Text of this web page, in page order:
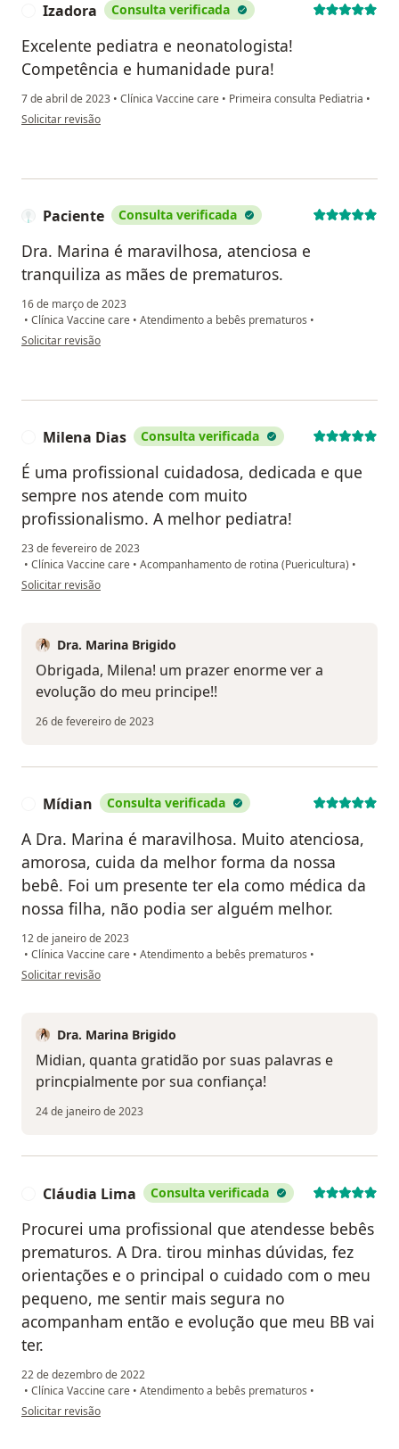
Izadora Consulta verificada
Excelente pediatra e neonatologista!
Competência e humanidade pura!
7 de abril de 2023 • Clínica Vaccine care • Primeira consulta Pediatria •
na opinião do utilizador Izadora
Solicitar revisão
Paciente Consulta verificada
Dra. Marina é maravilhosa, atenciosa e
tranquiliza as mães de prematuros.
16 de março de 2023
• Clínica Vaccine care • Atendimento a bebês prematuros •
na opinião do utilizador Paciente
Solicitar revisão
Milena Dias Consulta verificada
É uma profissional cuidadosa, dedicada e que
sempre nos atende com muito
profissionalismo. A melhor pediatra!
23 de fevereiro de 2023
• Clínica Vaccine care • Acompanhamento de rotina (Puericultura) •
na opinião do utilizador Milena Dias
Solicitar revisão
Dra. Marina Brigido
Obrigada, Milena! um prazer enorme ver a
evolução do meu principe!!
26 de fevereiro de 2023
Mídian Consulta verificada
A Dra. Marina é maravilhosa. Muito atenciosa,
amorosa, cuida da melhor forma da nossa
bebê. Foi um presente ter ela como médica da
nossa filha, não podia ser alguém melhor.
12 de janeiro de 2023
• Clínica Vaccine care • Atendimento a bebês prematuros •
na opinião do utilizador Mídian
Solicitar revisão
Dra. Marina Brigido
Midian, quanta gratidão por suas palavras e
princpialmente por sua confiança!
24 de janeiro de 2023
Cláudia Lima Consulta verificada
Procurei uma profissional que atendesse bebês
prematuros. A Dra. tirou minhas dúvidas, fez
orientações e o principal o cuidado com o meu
pequeno, me sentir mais segura no
acompanham então e evolução que meu BB vai
ter.
22 de dezembro de 2022
• Clínica Vaccine care • Atendimento a bebês prematuros •
na opinião do utilizador Cláudia Lima
Solicitar revisão